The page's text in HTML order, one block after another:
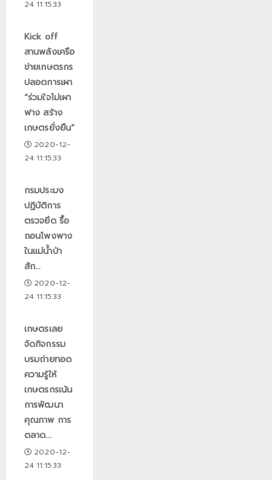
24 11:15:33
Kick off
สานพลังเครือ
ข่ายเกษตรกร
ปลอดการเผา
“ร่วมใจไม่เผา
ฟาง สร้าง
เกษตรยั่งยืน”
2020-12-
24 11:15:33
กรมประมง
ปฏิบัติการ
ตรวจยึด รื้อ
ถอนโพงพาง
ในแม่น้ำป่า
สัก...
2020-12-
24 11:15:33
เกษตรเลย
จัดกิจกรรม
บรมถ่ายทอด
ความรู้ให้
เกษตรกรเน้น
การพัฒนา
คุณภาพ การ
ตลาด...
2020-12-
24 11:15:33